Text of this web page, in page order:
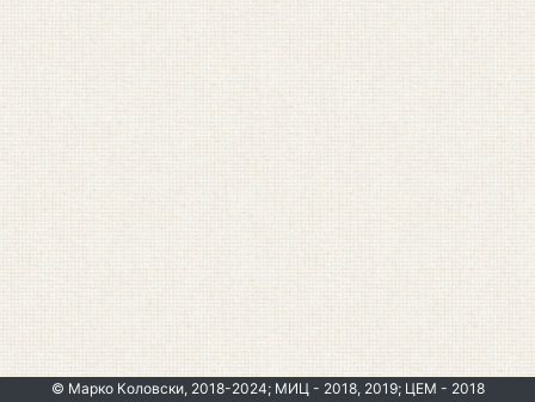
© Марко Коловски, 2018-2024; МИЦ - 2018, 2019; ЦЕМ - 2018